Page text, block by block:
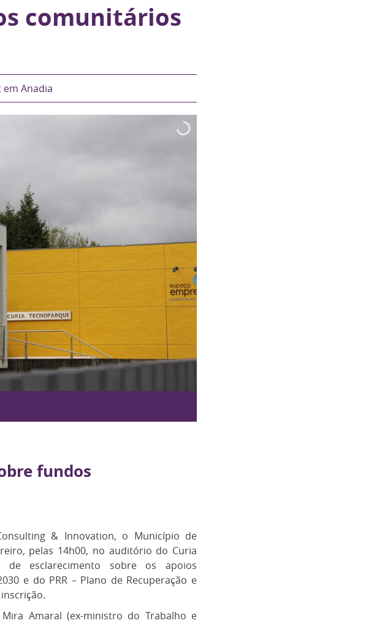
comunitários
em Anadia
fundos
& Innovation, o Município de
pelas 14h00, no auditório do Curia
de esclarecimento sobre os apoios
e do PRR – Plano de Recuperação e
Amaral (ex-ministro do Trabalho e